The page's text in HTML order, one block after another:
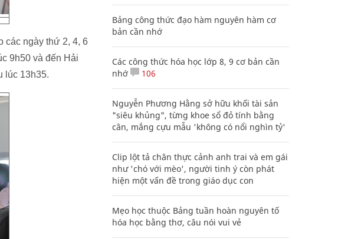
các ngày thứ 2, 4, 6
9h50 và đến Hải
lúc 13h35.
Bảng công thức đạo hàm nguyên hàm cơ
bản cần nhớ
Các công thức hóa học lớp 8, 9 cơ bản cần
nhớ
106
Nguyễn Phương Hằng sở hữu khối tài sản
"siêu khủng", từng khoe sổ đỏ tính bằng
cân, mắng cựu mẫu 'không có nổi nghìn tỷ'
Clip lột tả chân thực cảnh anh trai và em gái
như 'chó với mèo', người tinh ý còn phát
hiện một vấn đề trong giáo dục con
Mẹo học thuộc Bảng tuần hoàn nguyên tố
hóa học bằng thơ, câu nói vui vẻ